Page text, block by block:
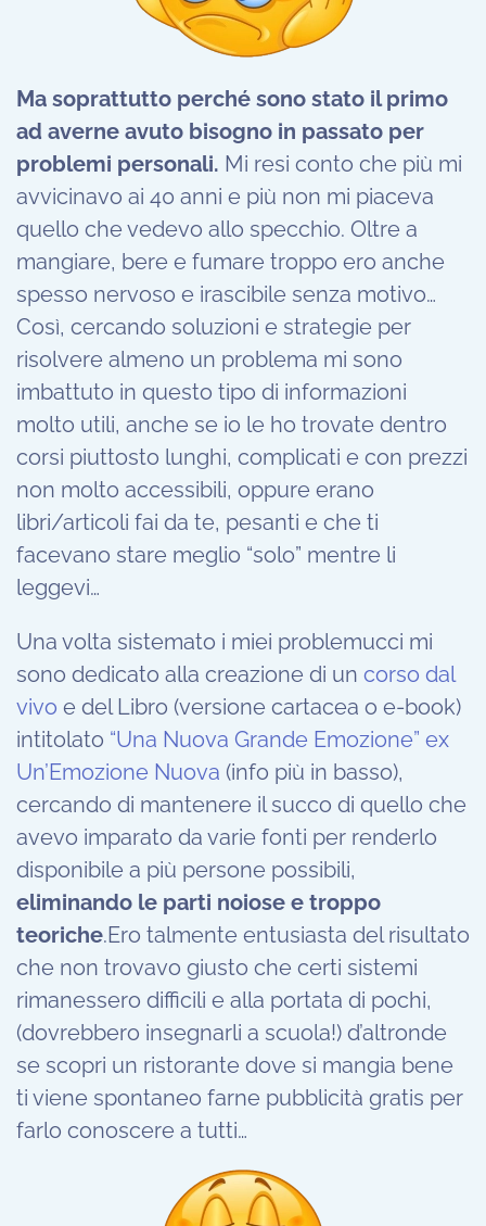
Ma soprattutto perché sono stato il primo
ad averne avuto bisogno in passato per
problemi personali. Mi resi conto che più mi
avvicinavo ai 40 anni e più non mi piaceva
quello che vedevo allo specchio. Oltre a
mangiare, bere e fumare troppo ero anche
spesso nervoso e irascibile senza motivo…
Così, cercando soluzioni e strategie per
risolvere almeno un problema mi sono
imbattuto in questo tipo di informazioni
molto utili, anche se io le ho trovate dentro
corsi piuttosto lunghi, complicati e con prezzi
non molto accessibili, oppure erano
libri/articoli fai da te, pesanti e che ti
facevano stare meglio “solo” mentre li
leggevi…
Una volta sistemato i miei problemucci mi
sono dedicato alla creazione di un corso dal
vivo e del Libro (versione cartacea o e-book)
intitolato “Una Nuova Grande Emozione” ex
Un’Emozione Nuova (info più in basso),
cercando di mantenere il succo di quello che
avevo imparato da varie fonti per renderlo
disponibile a più persone possibili,
eliminando le parti noiose e troppo
teoriche.Ero talmente entusiasta del risultato
che non trovavo giusto che certi sistemi
rimanessero difficili e alla portata di pochi,
(dovrebbero insegnarli a scuola!) d’altronde
se scopri un ristorante dove si mangia bene
ti viene spontaneo farne pubblicità gratis per
farlo conoscere a tutti…